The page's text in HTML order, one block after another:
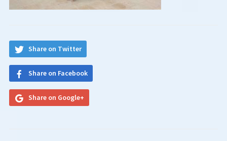
Share on Twitter
Share on Facebook
Share on Google+